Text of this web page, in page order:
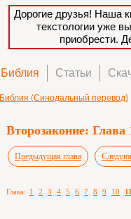
Дорогие друзья! Наша
текстологии уже
приобрести.
Библия Статьи
Библия (Синодальный перевод)
Второзаконие: Глава
Предыдущая глава
Глава: 1 2 3 4 5 6 7 8 9 10